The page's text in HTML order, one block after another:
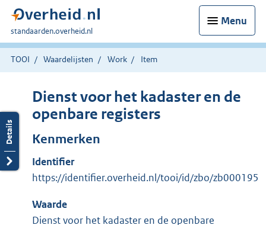
Menu
U
bent
hier:
standaarden.overheid.nl
TOOI Waardelijsten Work Item
Dienst voor het kadaster en de
openbare registers
Kenmerken
Identifier
https://identifier.overheid.nl/tooi/id/zbo/zb000195
Waarde
Dienst voor het kadaster en de openbare